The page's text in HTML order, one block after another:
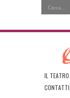
IL TEATRO
CONTATTI